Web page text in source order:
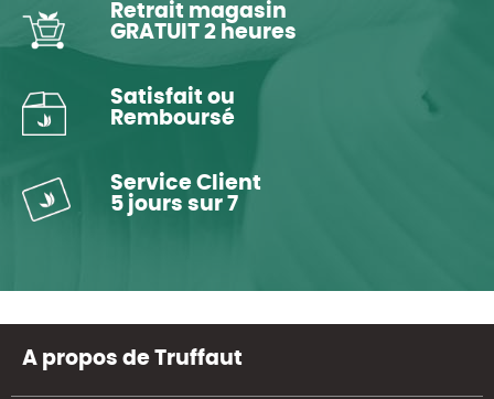
Retrait magasin
GRATUIT 2 heures
Satisfait ou
Remboursé
Service Client
5 jours sur 7
A propos de Truffaut